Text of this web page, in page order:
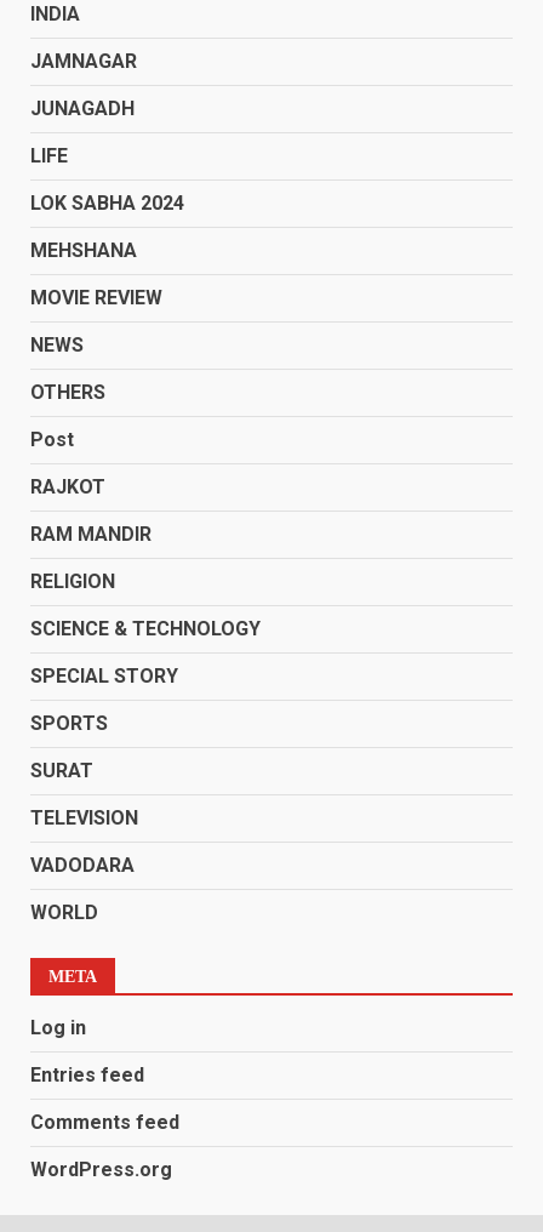
INDIA
JAMNAGAR
JUNAGADH
LIFE
LOK SABHA 2024
MEHSHANA
MOVIE REVIEW
NEWS
OTHERS
Post
RAJKOT
RAM MANDIR
RELIGION
SCIENCE & TECHNOLOGY
SPECIAL STORY
SPORTS
SURAT
TELEVISION
VADODARA
WORLD
META
Log in
Entries feed
Comments feed
WordPress.org